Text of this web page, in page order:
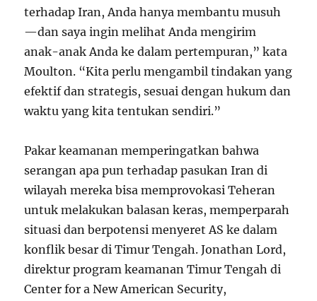
terhadap Iran, Anda hanya membantu musuh
—dan saya ingin melihat Anda mengirim
anak-anak Anda ke dalam pertempuran,” kata
Moulton. “Kita perlu mengambil tindakan yang
efektif dan strategis, sesuai dengan hukum dan
waktu yang kita tentukan sendiri.”
Pakar keamanan memperingatkan bahwa
serangan apa pun terhadap pasukan Iran di
wilayah mereka bisa memprovokasi Teheran
untuk melakukan balasan keras, memperparah
situasi dan berpotensi menyeret AS ke dalam
konflik besar di Timur Tengah. Jonathan Lord,
direktur program keamanan Timur Tengah di
Center for a New American Security,